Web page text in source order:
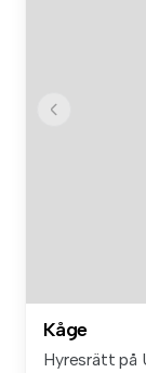
Kåge
Hyresrätt på